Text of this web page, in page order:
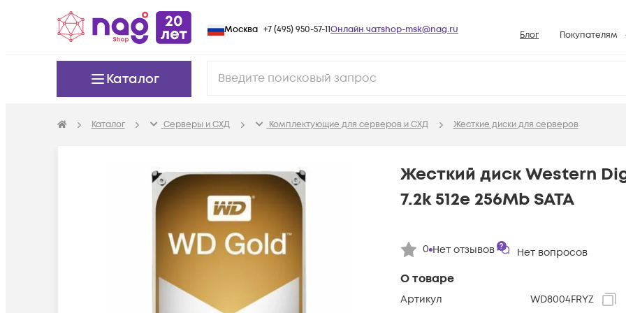
Москва +7 (495) 950-57-11Онлайн чатshop-msk@nag.ru Блог Покупателям
Условия
Возврат
Вопросы и
Конфигураторы
Каталог
Каталог Серверы и СХД Комплектующие для серверов и СХД Жесткие диски для серверов
О товаре
Артикул
WD8004FRYZ
Жесткий диск Western
7.2k 512e 256Mb SATA
0 Нет отзывов Нет вопросов